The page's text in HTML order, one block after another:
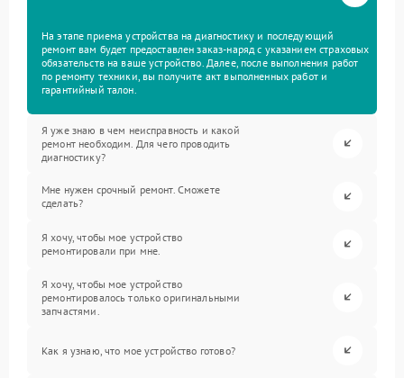
На этапе приема устройства на диагностику и последующий
ремонт вам будет предоставлен заказ-наряд с указанием страховых
обязательств на ваше устройство. Далее, после выполнения работ
по ремонту техники, вы получите акт выполненных работ и
гарантийный талон.
Я уже знаю в чем неисправность и какой
ремонт необходим. Для чего проводить
диагностику?
Мне нужен срочный ремонт. Сможете
сделать?
Я хочу, чтобы мое устройство
ремонтировали при мне.
Я хочу, чтобы мое устройство
ремонтировалось только оригинальными
запчастями.
Как я узнаю, что мое устройство готово?